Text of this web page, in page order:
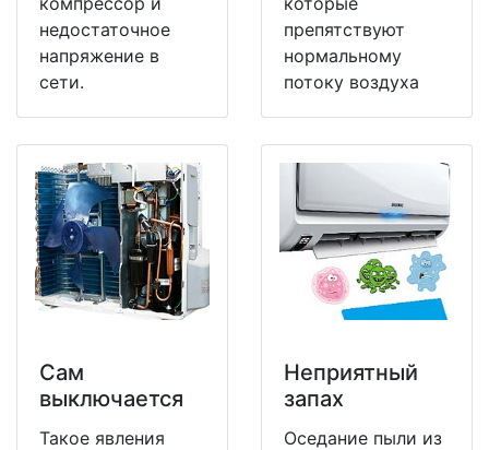
недостаточное
напряжение в
сети.
препятствуют
нормальному
потоку воздуха
Сам
выключается
Такое явления
Неприятный
запах
Оседание пыли из